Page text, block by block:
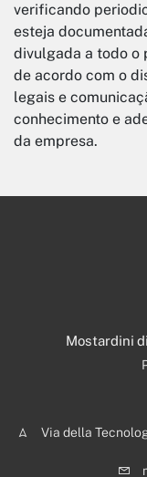
verificando
esteja
divulgada a todo o
de acordo com o
legais e
conhecimento e
da empresa.
Mostardini
Via della